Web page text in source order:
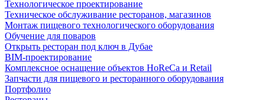
Технологическое проектирование
Техническое обслуживание ресторанов, магазинов
Монтаж пищевого технологического оборудования
Обучение для поваров
Открыть ресторан под ключ в Дубае
BIM-проектирование
Комплексное оснащение объектов HoReCa и Retail
Запчасти для пищевого и ресторанного оборудования
Портфолио